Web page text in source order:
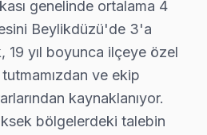
hizmetlerimizde
— Beylikdüzü
garantisi: 2 yıl
yedek parça garantisi: 2 yıl
arızanın tekrarında ücretsiz
genelinde ortalama 4
Beylikdüzü'de 3'a
19 yıl boyunca ilçeye özel
ve ekip
kaynaklanıyor.
bölgelerdeki talebin